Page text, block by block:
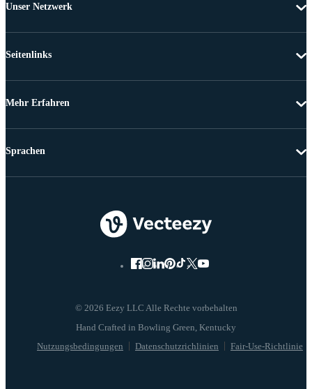
Unser Netzwerk
Seitenlinks
Mehr Erfahren
© 2026 Eezy LLC Alle Rechte vorbehalten
Nutzungsbedingungen Datenschutzrichlinien Fair-Use-Richtlinie
Sprachen